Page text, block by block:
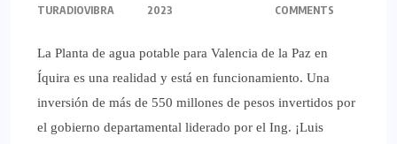
TURADIOVIBRA
2023
COMMENTS
La Planta de agua potable para Valencia de la Paz en
Íquira es una realidad y está en funcionamiento. Una
inversión de más de 550 millones de pesos invertidos por
el gobierno departamental liderado por el Ing. ¡Luis